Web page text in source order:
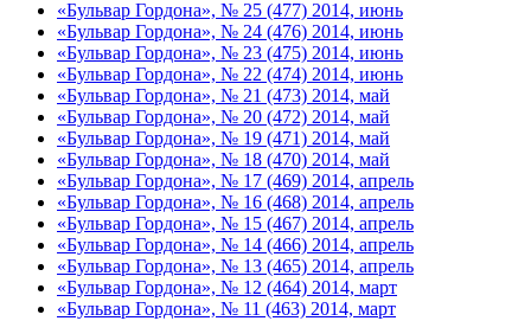
«Бульвар Гордона», № 25 (477) 2014, июнь
«Бульвар Гордона», № 24 (476) 2014, июнь
«Бульвар Гордона», № 23 (475) 2014, июнь
«Бульвар Гордона», № 22 (474) 2014, июнь
«Бульвар Гордона», № 21 (473) 2014, май
«Бульвар Гордона», № 20 (472) 2014, май
«Бульвар Гордона», № 19 (471) 2014, май
«Бульвар Гордона», № 18 (470) 2014, май
«Бульвар Гордона», № 17 (469) 2014, апрель
«Бульвар Гордона», № 16 (468) 2014, апрель
«Бульвар Гордона», № 15 (467) 2014, апрель
«Бульвар Гордона», № 14 (466) 2014, апрель
«Бульвар Гордона», № 13 (465) 2014, апрель
«Бульвар Гордона», № 12 (464) 2014, март
«Бульвар Гордона», № 11 (463) 2014, март